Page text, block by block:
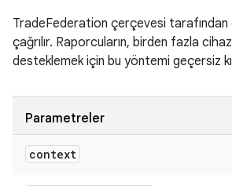
TradeFederation çerçevesi
çağrılır. Raporcuların, birden fazla
desteklemek için bu yöntemi geçersiz
Parametreler
context